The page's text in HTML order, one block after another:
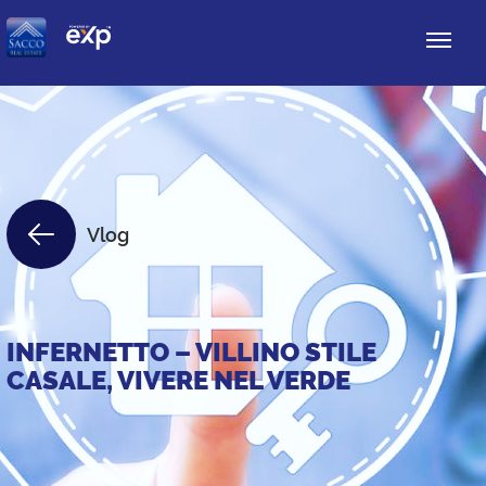
Vlog
INFERNETTO – VILLINO STILE
CASALE, VIVERE NEL VERDE